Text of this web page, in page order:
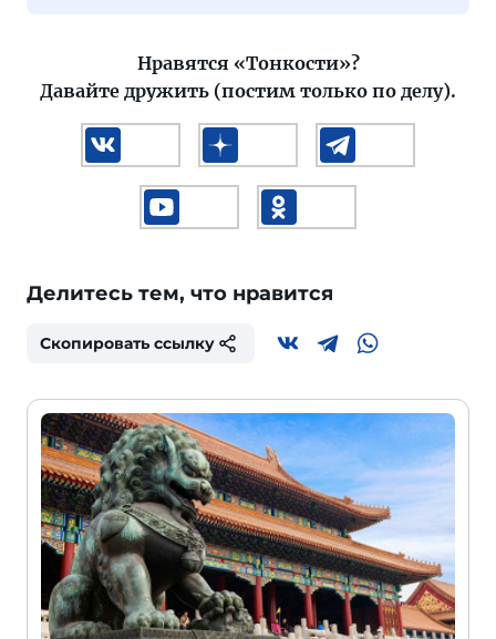
Нравятся «Тонкости»?
Давайте дружить (постим только по делу).
Делитесь тем, что нравится
Скопировать ссылку